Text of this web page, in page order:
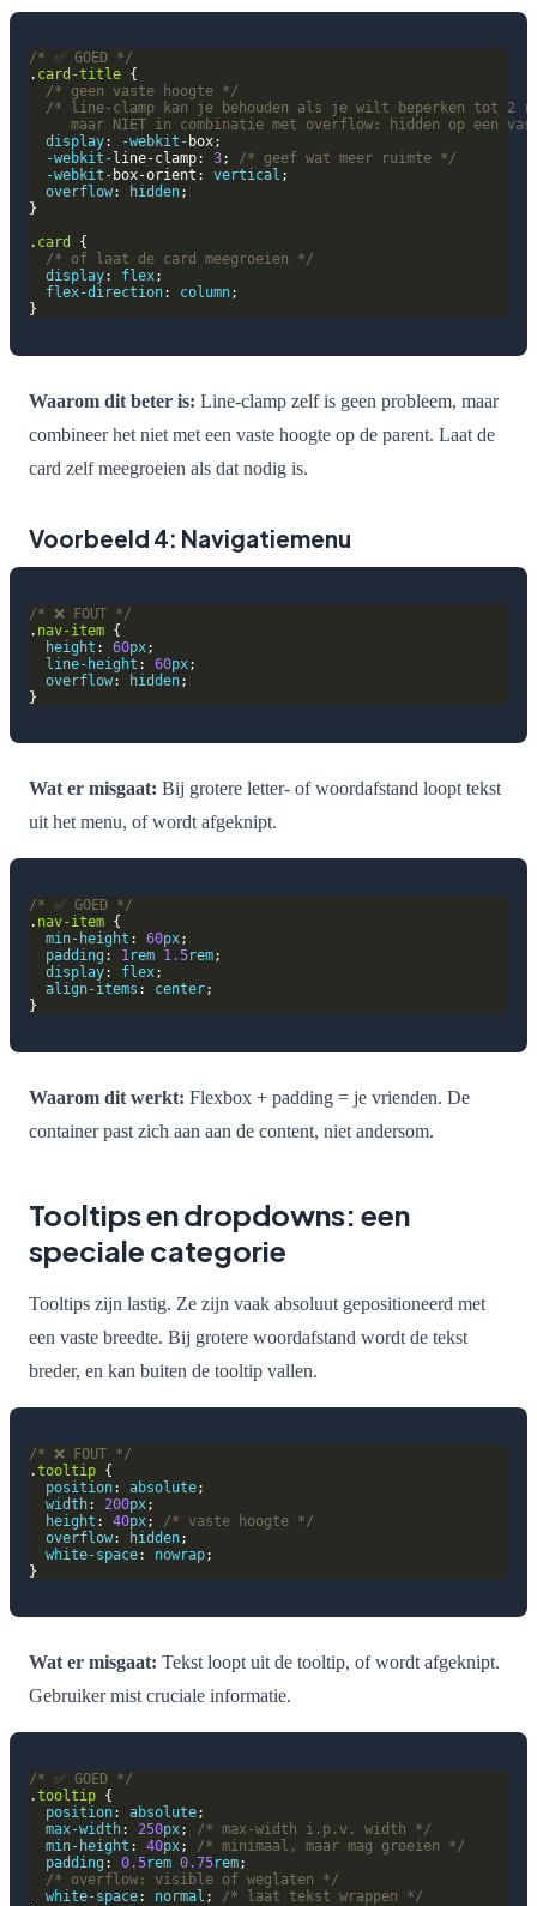
/* ✅ GOED */
. card-title
/* geen vaste hoogte */
maar NIET in combinatie met overflow: hidden op een
display: -webkit-
-webkit- line-clamp: 3; /* geef wat meer ruimte */
-webkit- box-orient: vertical
overflow: hidden
. card
/* of laat de card meegroeien */
display: flex
flex-direction: column
Waarom dit beter is: Line-clamp zelf is geen probleem, maar
combineer het niet met een vaste hoogte op de parent. Laat de
card zelf meegroeien als dat nodig is.
Voorbeeld 4: Navigatiemenu
/* ❌ FOUT */
. nav-item
height : 60px
line-height : 60px
overflow: hidden
Wat er misgaat: Bij grotere letter- of woordafstand loopt tekst
uit het menu, of wordt afgeknipt.
/* ✅ GOED */
. nav-item
min-height : 60px
padding : 1rem 1.5rem
display: flex
align-items : center
Waarom dit werkt: Flexbox + padding = je vrienden. De
container past zich aan aan de content, niet andersom.
Tooltips en dropdowns: een
speciale categorie
Tooltips zijn lastig. Ze zijn vaak absoluut gepositioneerd met
een vaste breedte. Bij grotere woordafstand wordt de tekst
breder, en kan buiten de tooltip vallen.
/* ❌ FOUT */
.tooltip
position: absolute
width: 200px
height : 40px;
/* vaste hoogte */
overflow: hidden
white-space: nowrap
Wat er misgaat: Tekst loopt uit de tooltip, of wordt afgeknipt.
Gebruiker mist cruciale informatie.
/* ✅ GOED */
.tooltip
position: absolute
max-width: 250px; /* max-width i.p.v. width */
min-height : 40px; /* minimaal, maar mag groeien */
padding : 0.5rem 0.75rem
/* overflow: visible of weglaten */
white-space: normal ; /* laat tekst wrappen */